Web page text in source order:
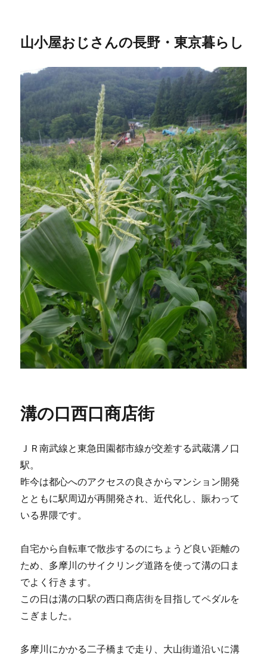
山小屋おじさんの長野・東京暮らし
溝の口西口商店街
ＪＲ南武線と東急田園都市線が交差する武蔵溝ノ口
駅。
昨今は都心へのアクセスの良さからマンション開発
とともに駅周辺が再開発され、近代化し、賑わって
いる界隈です。
自宅から自転車で散歩するのにちょうど良い距離の
ため、多摩川のサイクリング道路を使って溝の口ま
でよく行きます。
この日は溝の口駅の西口商店街を目指してペダルを
こぎました。
多摩川にかかる二子橋まで走り、大山街道沿いに溝